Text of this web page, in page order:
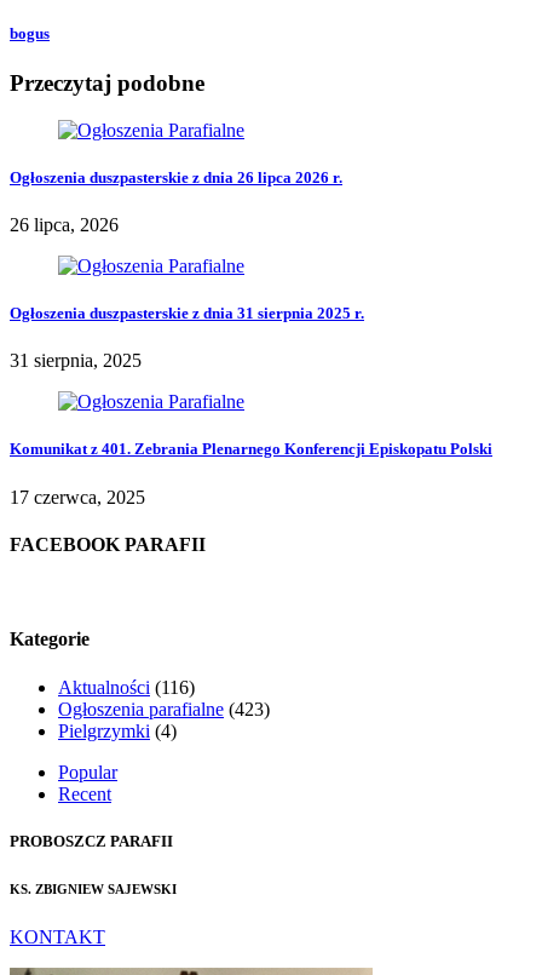
bogus
Przeczytaj podobne
Ogłoszenia duszpasterskie z dnia 26 lipca 2026 r.
26 lipca, 2026
Ogłoszenia duszpasterskie z dnia 31 sierpnia 2025 r.
31 sierpnia, 2025
Komunikat z 401. Zebrania Plenarnego Konferencji Episkopatu Polski
17 czerwca, 2025
FACEBOOK PARAFII
Kategorie
Aktualności (116)
Ogłoszenia parafialne (423)
Pielgrzymki (4)
Popular
Recent
PROBOSZCZ PARAFII
KS. ZBIGNIEW SAJEWSKI
KONTAKT